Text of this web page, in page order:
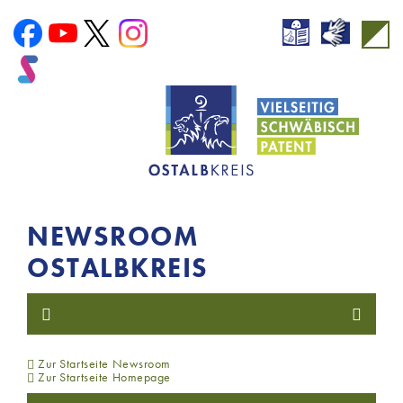
NEWSROOM
OSTALBKREIS
Zur Startseite Newsroom
Zur Startseite Homepage